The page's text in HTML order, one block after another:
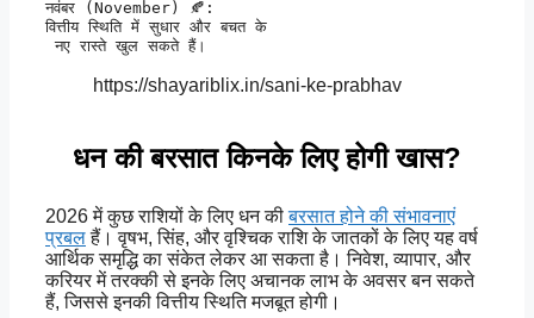
नवंबर (November) 🍂:
वित्तीय स्थिति में सुधार और बचत के
नए रास्ते खुल सकते हैं।
https://shayariblix.in/sani-ke-prabhav
धन की बरसात किनके लिए होगी खास?
2026 में कुछ राशियों के लिए धन कीबरसात होने की संभावनाएं
प्रबलहैं। वृषभ, सिंह, और वृश्चिक राशि के जातकों के लिए यह वर्ष
आर्थिक समृद्धि का संकेत लेकर आ सकता है। निवेश, व्यापार, और
करियर में तरक्की से इनके लिए अचानक लाभ के अवसर बन सकते
हैं, जिससे इनकी वित्तीय स्थिति मजबूत होगी।